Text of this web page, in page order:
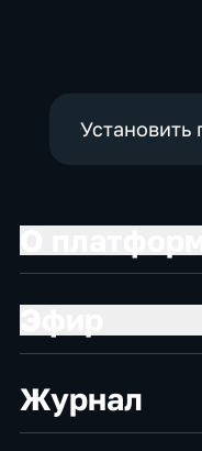
Журнал